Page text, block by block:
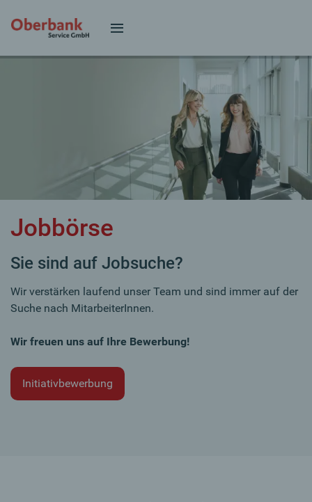
Jobbörse
Sie sind auf Jobsuche?
Wir verstärken laufend unser Team und sind immer auf der
Suche nach MitarbeiterInnen.
Wir freuen uns auf Ihre Bewerbung!
Initiativbewerbung